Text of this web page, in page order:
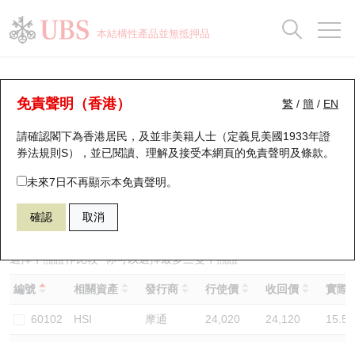
本結構性產品並無抵押品
繁 / 簡 / EN
免責聲明（香港）
請確認閣下為香港居民，及並非美籍人士（定義見美國1933年證
券法規則S），並已閱讀、理解及接受本網頁的免責聲明及條款。
未來7日不再顯示本免責聲明。
確認 取消
牛熊證分析儀
表現 街貨統計 比較
67438 瑞銀牛證 HSI 恒生指數
選擇牛熊證作比較 *你可以選擇最多三隻牛熊證
編號 相關資產 發行商 行使價 收回價 實際
60102 HSI 摩通 24,020 24,120 15.5
瑞銀認股證一覽
新發行瑞銀認股證
即將到期認股證
認股證到期結算價查詢
認股證分析儀
認股證速算機
街貨統計
比較
牛熊全景快搜
牛熊證搜尋
牛熊證街貨分佈圖
正股牛熊證列表
新發行瑞銀牛熊證
已收回牛熊證剩餘價值
街貨統計
比較
十大升幅/跌幅
十大認股證成交分佈
十天股證佔大市成交
資金流
街貨統計
三十大平均引伸波幅
正股分析儀
二十大活躍股份
恒指成份股
國指成份股
科指成份股
相關資產沽空
持股比重
顯示所有持股比重
每月輪證大市專題
輪證專欄
講座及教育短片
認股證投資者教育
牛熊證投資者教育
認股證牛熊證常問問題